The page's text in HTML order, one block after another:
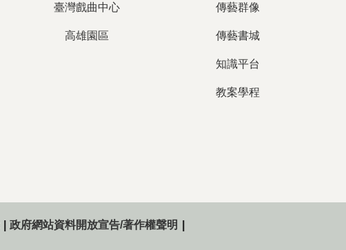
臺灣戲曲中心
高雄園區
傳藝群像
傳藝書城
知識平台
教案學程
政府網站資料開放宣告/著作權聲明